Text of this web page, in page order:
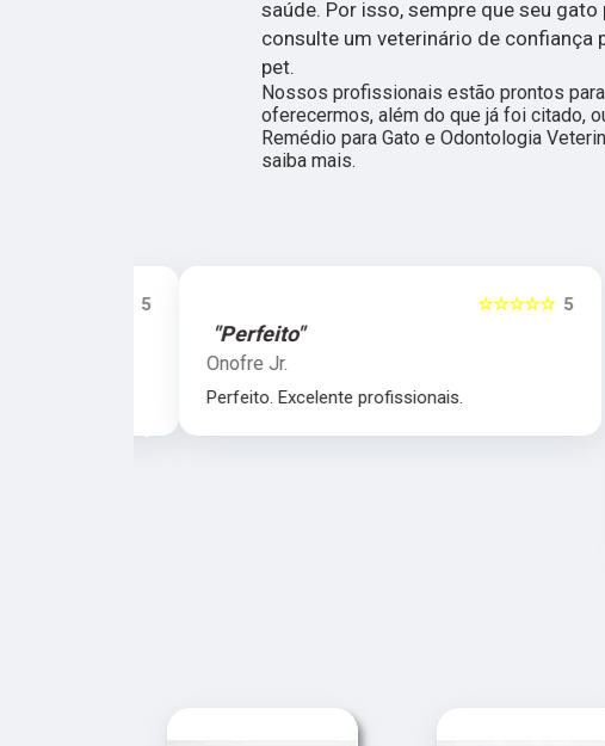
saúde. Por isso, sempre que seu
consulte um veterinário de confiança
pet.
Nossos profissionais estão prontos
oferecermos, além do que já foi citado,
Remédio para Gato e Odontologia
saiba mais.
5
☆☆☆☆☆
"Perfeito"
Onofre Jr.
Perfeito. Excelente profissionais.
‹